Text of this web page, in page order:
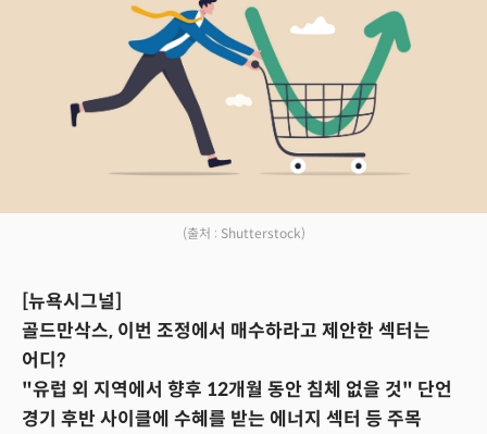
(출처 : Shutterstock)
[뉴욕시그널]
골드만삭스, 이번 조정에서 매수하라고 제안한 섹터는
어디?
"유럽 외 지역에서 향후 12개월 동안 침체 없을 것" 단언
경기 후반 사이클에 수혜를 받는 에너지 섹터 등 주목